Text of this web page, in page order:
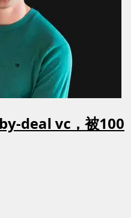
deal vc，被100